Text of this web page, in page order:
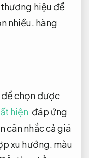
hiệu để
nhiều. hàng
để chọn được
hiện đáp ứng
cân nhắc cả giá
xu hướng. màu